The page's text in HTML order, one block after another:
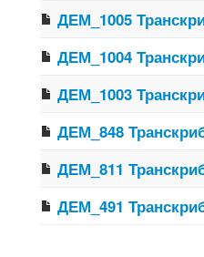
ДЕМ_1005
ДЕМ_1004
ДЕМ_1003
ДЕМ_848
ДЕМ_811
ДЕМ_491